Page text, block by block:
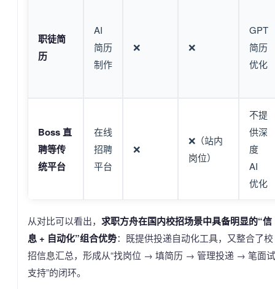
职徒简
历
AI
简历
制作
❌ ❌
GPT
简历
优化
Boss 直
聘等传
统平台
在线
招聘
平台
❌
❌（站内
岗位）
不提
供深
度
AI
优化
从对比可以看出， 求职方舟在国内校招场景中具备明显的“信
息 + 自动化”组合优势：既提供投递自动化工具，又整合了校
招信息汇总，形成从“找岗位 → 填简历 → 管理投递 → 笔面试
支持”的闭环。